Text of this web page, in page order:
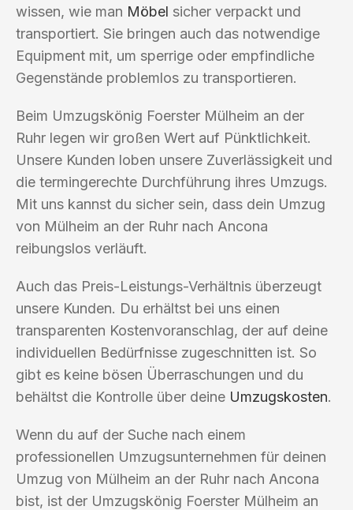
wissen, wie man Möbel sicher verpackt und
transportiert. Sie bringen auch das notwendige
Equipment mit, um sperrige oder empfindliche
Gegenstände problemlos zu transportieren.
Beim Umzugskönig Foerster Mülheim an der
Ruhr legen wir großen Wert auf Pünktlichkeit.
Unsere Kunden loben unsere Zuverlässigkeit und
die termingerechte Durchführung ihres Umzugs.
Mit uns kannst du sicher sein, dass dein Umzug
von Mülheim an der Ruhr nach Ancona
reibungslos verläuft.
Auch das Preis-Leistungs-Verhältnis überzeugt
unsere Kunden. Du erhältst bei uns einen
transparenten Kostenvoranschlag, der auf deine
individuellen Bedürfnisse zugeschnitten ist. So
gibt es keine bösen Überraschungen und du
behältst die Kontrolle über deine Umzugskosten.
Wenn du auf der Suche nach einem
professionellen Umzugsunternehmen für deinen
Umzug von Mülheim an der Ruhr nach Ancona
bist, ist der Umzugskönig Foerster Mülheim an